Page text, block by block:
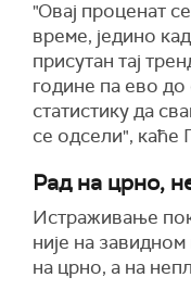
"Овај проценат
време, једино
присутан тај
године па ево до
статистику да
се одсели", каће
Рад на црно,
Истраживање
није на
на црно, а на